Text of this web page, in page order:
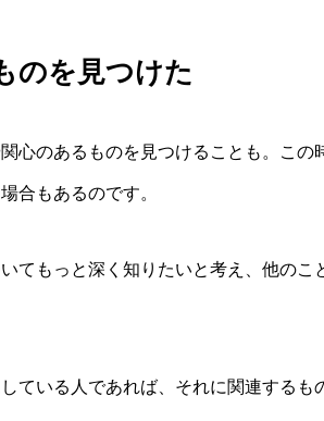
のを見つけた
心のあるものを見つけることも。こ
合もあるのです。
てもっと深く知りたいと考え、他の
ている人であれば、それに関連するも